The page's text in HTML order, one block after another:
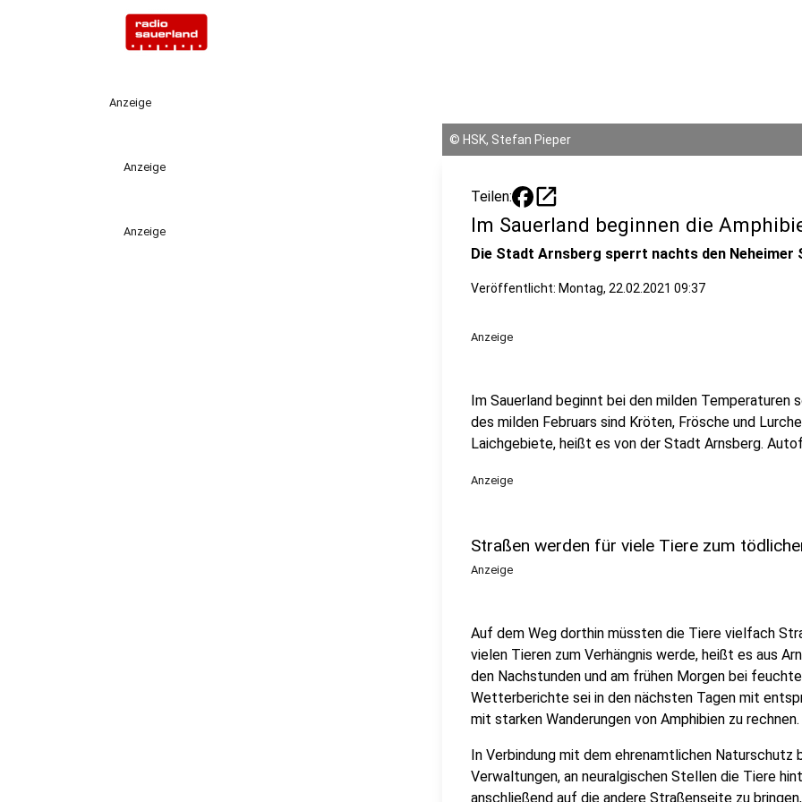
Anzeige
Anzeige
Anzeige
© HSK, Stefan Pieper
Teilen: open_in_new
Im Sauerland beginnen die
Die Stadt Arnsberg sperrt nachts den
Veröffentlicht: Montag, 22.02.2021 09:37
Anzeige
Im Sauerland beginnt bei den milden Temperaturen
des milden Februars sind Kröten, Frösche und
Laichgebiete, heißt es von der Stadt Arnsberg.
Anzeige
Straßen werden für viele Tiere zum
Anzeige
Auf dem Weg dorthin müssten die Tiere vielfach
vielen Tieren zum Verhängnis werde, heißt es aus
den Nachstunden und am frühen Morgen bei
Wetterberichte sei in den nächsten Tagen mit
mit starken Wanderungen von Amphibien zu rechnen.
In Verbindung mit dem ehrenamtlichen
Verwaltungen, an neuralgischen Stellen die Tiere
anschließend auf die andere Straßenseite zu